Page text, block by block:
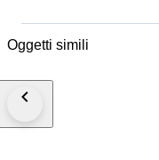
entre asas: 25.7 mm. Anchura cierre: 23.5
oficial de Hublot. Precio de
Oggetti simili